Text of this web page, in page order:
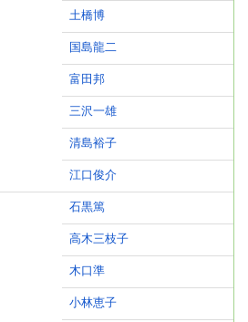
土橋博
国島龍二
富田邦
三沢一雄
清島裕子
江口俊介
石黒篤
高木三枝子
木口準
小林恵子